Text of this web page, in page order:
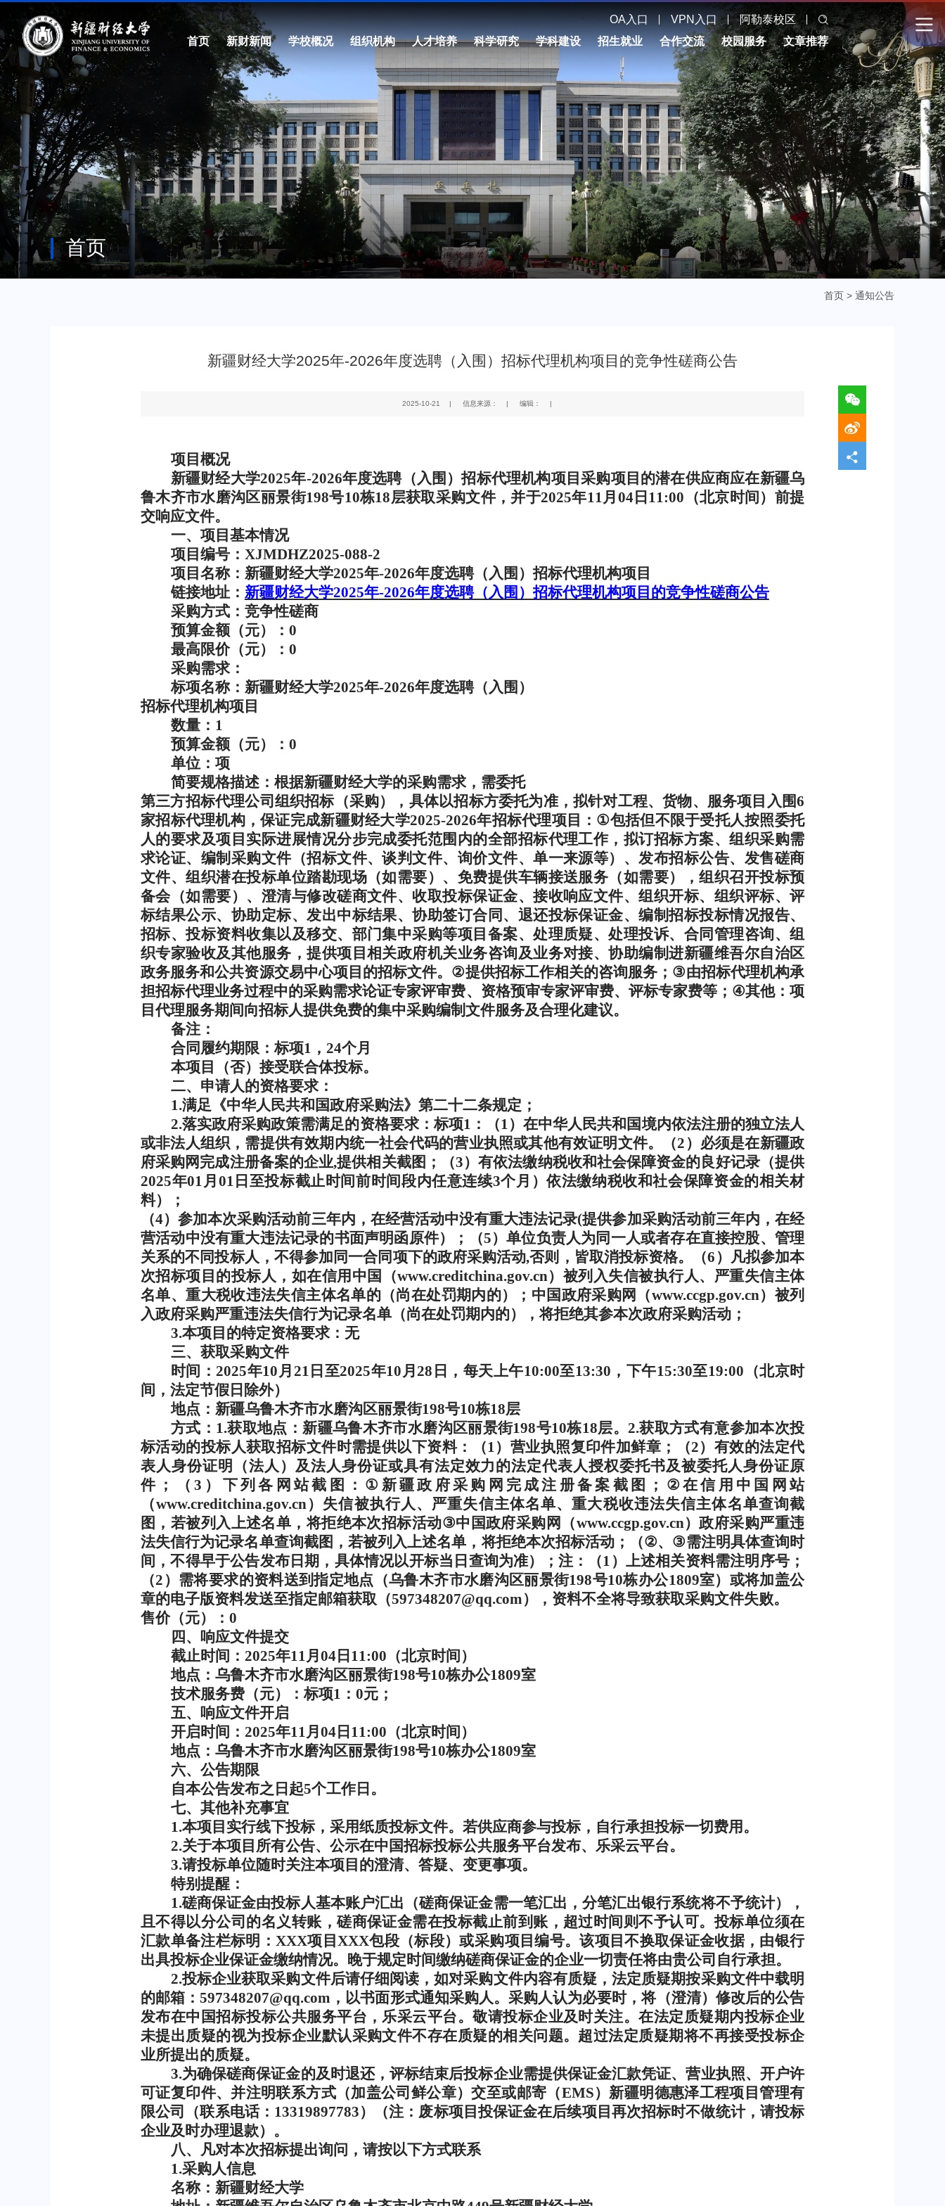
OA入口 VPN入口
阿勒泰校区
首页
新财新闻 学校概况 组织机构 人才培养 科学研究 学科建设 招生就业 合作交流 校园服务 文章推荐
首页
首页 > 通知公告
新疆财经大学2025年-2026年度选聘（入围）招标代理机构项目的竞争性磋商公告
2025-10-21 | 信息来源： | 编辑： |
项目概况
新疆财经大学2025年-2026年度选聘（入围）招标代理机构项目采购项目的潜在供应商应在新疆乌
鲁木齐市水磨沟区丽景街198号10栋18层获取采购文件，并于2025年11 月 04日 11:00 （北京时间）前提
交响应文件。
一、项目基本情况
项目编号： XJMDHZ2025-088-2
项目名称：新疆财经大学2025年-2026年度选聘（入围）招标代理机构项目
链接地址： 新疆财经大学2025年-2026年度选聘（入围）招标代理机构项目的竞争性磋商公告
采购方式：竞争性磋商
预算金额（元）： 0
最高限价（元）： 0
采购需求：
标项名称：新疆财经大学2025年-2026年度选聘（入围）
招标代理机构项目
数量： 1
预算金额（元）： 0
单位：项
简要规格描述：根据新疆财经大学的采购需求，需委托
第三方招标代理公司组织招标（采购），具体以招标方委托为准，拟针对工程、货物、服务项目入围6
家招标代理机构，保证完成新疆财经大学2025-2026年招标代理项目： ①包括但不限于受托人按照委托
人的要求及项目实际进展情况分步完成委托范围内的全部招标代理工作，拟订招标方案、组织采购需
求论证、编制采购文件（招标文件、谈判文件、询价文件、单一来源等）、发布招标公告、发售磋商
文件、组织潜在投标单位踏勘现场（如需要）、免费提供车辆接送服务（如需要），组织召开投标预
备会（如需要）、澄清与修改磋商文件、收取投标保证金、接收响应文件、组织开标、组织评标、评
标结果公示、协助定标、发出中标结果、协助签订合同、退还投标保证金、编制招标投标情况报告、
招标、投标资料收集以及移交、部门集中采购等项目备案、处理质疑、处理投诉、合同管理咨询、组
织专家验收及其他服务，提供项目相关政府机关业务咨询及业务对接、协助编制进新疆维吾尔自治区
政务服务和公共资源交易中心项目的招标文件。 ②提供招标工作相关的咨询服务； ③由招标代理机构承
担招标代理业务过程中的采购需求论证专家评审费、资格预审专家评审费、评标专家费等； ④其他：项
目代理服务期间向招标人提供免费的集中采购编制文件服务及合理化建议。
备注：
合同履约期限：标项1，24个月
本项目（否）接受联合体投标。
二、申请人的资格要求：
1.满足《中华人民共和国政府采购法》第二十二条规定；
2.落实政府采购政策需满足的资格要求：标项1 ：（1 ）在中华人民共和国境内依法注册的独立法人
或非法人组织，需提供有效期内统一社会代码的营业执照或其他有效证明文件。（2 ）必须是在新疆政
府采购网完成注册备案的企业,提供相关截图；（3）有依法缴纳税收和社会保障资金的良好记录（提供
2025年01 月 01 日至投标截止时间前时间段内任意连续3个月）依法缴纳税收和社会保障资金的相关材
料）；
（4）参加本次采购活动前三年内，在经营活动中没有重大违法记录(提供参加采购活动前三年内，在经
营活动中没有重大违法记录的书面声明函原件）；（5）单位负责人为同一人或者存在直接控股、管理
关系的不同投标人，不得参加同一合同项下的政府采购活动,否则，皆取消投标资格。（6 ）凡拟参加本
次招标项目的投标人，如在信用中国（www.creditchina.gov.cn）被列入失信被执行人、严重失信主体
名单、重大税收违法失信主体名单的（尚在处罚期内的）；中国政府采购网（www.ccgp.gov.cn）被列
入政府采购严重违法失信行为记录名单（尚在处罚期内的），将拒绝其参本次政府采购活动；
3.本项目的特定资格要求：无
三、获取采购文件
时间：2025年10 月 21 日至2025年10 月28 日，每天上午10:00至13:30 ，下午15:30至19:00 （北京时
间，法定节假日除外）
地点：新疆乌鲁木齐市水磨沟区丽景街198号10栋18层
方式： 1.获取地点：新疆乌鲁木齐市水磨沟区丽景街198号10栋18层。 2.获取方式有意参加本次投
标活动的投标人获取招标文件时需提供以下资料：（1 ）营业执照复印件加鲜章；（2）有效的法定代
表人身份证明（法人）及法人身份证或具有法定效力的法定代表人授权委托书及被委托人身份证原
件；（ 3 ）下列各网站截图： ① 新疆政府采购网完成注册备案截图； ②在信用中国网站
（www.creditchina.gov.cn ）失信被执行人、严重失信主体名单、重大税收违法失信主体名单查询截
图，若被列入上述名单，将拒绝本次招标活动③中国政府采购网（www.ccgp.gov.cn）政府采购严重违
法失信行为记录名单查询截图，若被列入上述名单，将拒绝本次招标活动；（②、 ③需注明具体查询时
间，不得早于公告发布日期，具体情况以开标当日查询为准）；注：（1 ）上述相关资料需注明序号；
（2 ）需将要求的资料送到指定地点（乌鲁木齐市水磨沟区丽景街198号10栋办公1809室）或将加盖公
章的电子版资料发送至指定邮箱获取（597348207@qq.com），资料不全将导致获取采购文件失败。
售价（元）： 0
四、响应文件提交
截止时间： 2025年11 月 04日 11:00 （北京时间）
地点：乌鲁木齐市水磨沟区丽景街198号10栋办公1809室
技术服务费（元）：标项1 ： 0元；
五、响应文件开启
开启时间： 2025年11 月 04日 11:00 （北京时间）
地点：乌鲁木齐市水磨沟区丽景街198号10栋办公1809室
六、公告期限
自本公告发布之日起5个工作日。
七、其他补充事宜
1.本项目实行线下投标，采用纸质投标文件。若供应商参与投标，自行承担投标一切费用。
2.关于本项目所有公告、公示在中国招标投标公共服务平台发布、乐采云平台。
3.请投标单位随时关注本项目的澄清、答疑、变更事项。
特别提醒：
1 .磋商保证金由投标人基本账户汇出（磋商保证金需一笔汇出，分笔汇出银行系统将不予统计），
且不得以分公司的名义转账，磋商保证金需在投标截止前到账，超过时间则不予认可。投标单位须在
汇款单备注栏标明：XXX项目XXX包段（标段）或采购项目编号。该项目不换取保证金收据，由银行
出具投标企业保证金缴纳情况。晚于规定时间缴纳磋商保证金的企业一切责任将由贵公司自行承担。
2.投标企业获取采购文件后请仔细阅读，如对采购文件内容有质疑，法定质疑期按采购文件中载明
的邮箱：597348207@qq.com ，以书面形式通知采购人。采购人认为必要时，将（澄清）修改后的公告
发布在中国招标投标公共服务平台，乐采云平台。敬请投标企业及时关注。在法定质疑期内投标企业
未提出质疑的视为投标企业默认采购文件不存在质疑的相关问题。超过法定质疑期将不再接受投标企
业所提出的质疑。
3.为确保磋商保证金的及时退还，评标结束后投标企业需提供保证金汇款凭证、营业执照、开户许
可证复印件、并注明联系方式（加盖公司鲜公章）交至或邮寄（EMS）新疆明德惠泽工程项目管理有
限公司（联系电话： 13319897783）（注：废标项目投保证金在后续项目再次招标时不做统计，请投标
企业及时办理退款）。
八、凡对本次招标提出询问，请按以下方式联系
1.采购人信息
名称：新疆财经大学